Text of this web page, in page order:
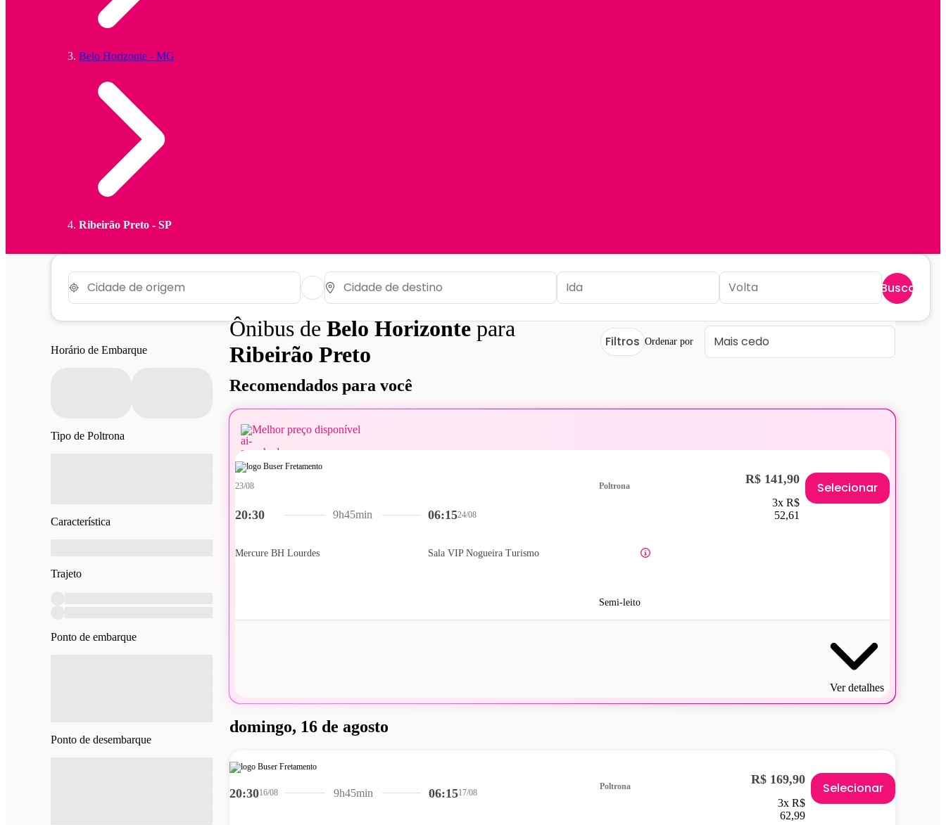
Belo Horizonte - MG
Ribeirão Preto - SP
Buscar
Horário de Embarque
Tipo de Poltrona
Característica
Trajeto
Ponto de embarque
Ponto de desembarque
Ônibus deBelo Horizontepara
Ribeirão Preto
Filtros Ordenar por
Recomendados para você
Melhor preço disponível
20:30
23/08
Mercure BH Lourdes
06:1524/08
Sala VIP Nogueira Turismo
9h45min
Poltrona
Semi-leito
R$ 141,90
3x R$
52,61
Selecionar
Ver detalhes
domingo, 16 de agosto
20:3016/08 06:1517/08
9h45min
Poltrona R$ 169,90
3x R$
62,99
Selecionar